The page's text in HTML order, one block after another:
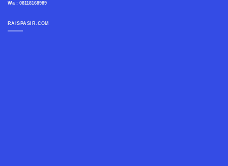
Wa : 08118168989
RAISPASIR.COM